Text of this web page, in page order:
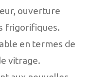
ouverture
frigorifiques.
en termes de
vitrage.